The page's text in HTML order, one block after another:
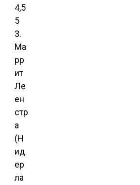
4,5
5
3.
Ма
рр
ит
Ле
ен
стр
а
(Н
ид
ер
ла